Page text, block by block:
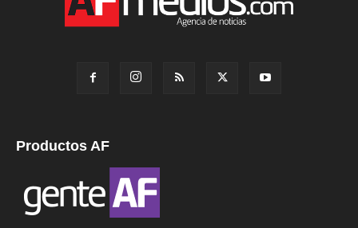
Productos AF